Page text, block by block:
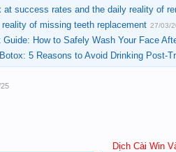
at success rates and the daily reality of
of missing teeth replacement 27/03/
Guide: How to Safely Wash Your Face
5 Reasons to Avoid Drinking Post-
Dịch Cài Win